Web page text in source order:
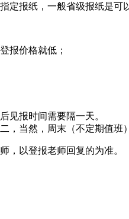
定报纸，一般省级报纸是可
报价格就低；
见报时间需要隔一天。
当然，周末（不定期值班
，以登报老师回复的为准。